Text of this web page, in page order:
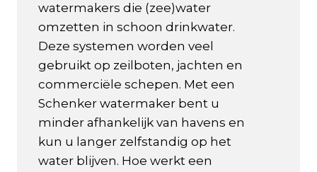
watermakers die (zee)water
omzetten in schoon drinkwater.
Deze systemen worden veel
gebruikt op zeilboten, jachten en
commerciële schepen. Met een
Schenker watermaker bent u
minder afhankelijk van havens en
kun u langer zelfstandig op het
water blijven. Hoe werkt een